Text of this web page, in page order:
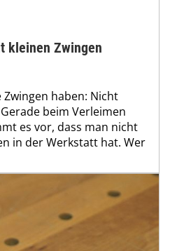
kleinen Zwingen
haben: Nicht
beim Verleimen
es vor, dass man nicht
in der Werkstatt hat. Wer